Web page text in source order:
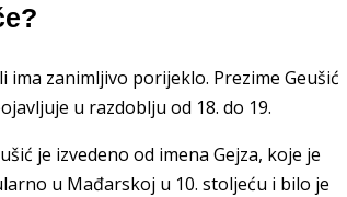
zanimljivo porijeklo. Prezime Geušić
u razdoblju od 18. do 19.
je izvedeno od imena Gejza, koje je
u Mađarskoj u 10. stoljeću i bilo je